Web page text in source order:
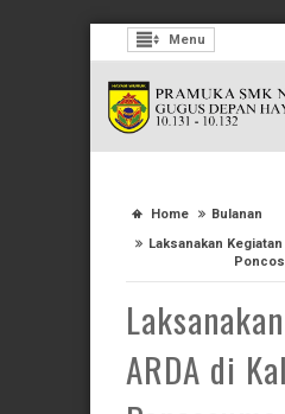
Menu
Home
Bulanan
Laksanakan
ARDA di